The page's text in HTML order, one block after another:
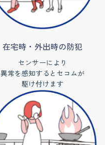
在宅時・外出時の防犯
センサーにより
異常を感知するとセコムが
駆け付けます